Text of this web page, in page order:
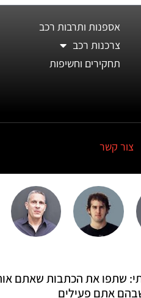
אספנות ותרבות רכב
צרכנות רכב
תחקירים וחשיפות
צור קשר
שתפו את הכתבות שאתם
אתם פעילים